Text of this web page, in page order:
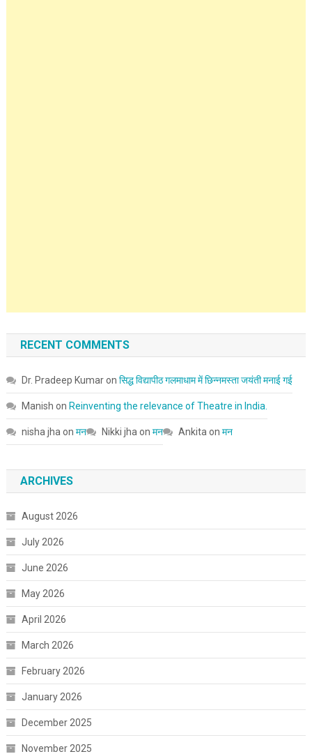
RECENT COMMENTS
Dr. Pradeep Kumaron सिद्ध विद्यापीठ गलमाधाम में छिन्नमस्ता जयंती मनाई गई
Manish on Reinventing the relevance of Theatre in India.
nisha jhaon मन Nikki jhaon मन Ankitaon मन
ARCHIVES
August 2026
July 2026
June 2026
May 2026
April 2026
March 2026
February 2026
January 2026
December 2025
November 2025